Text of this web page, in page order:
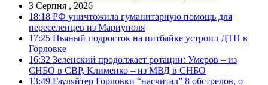
3 Серпня , 2026
18:18 РФ уничтожила гуманитарную помощь для
переселенцев из Мариуполя
17:25 Пьяный подросток на питбайке устроил ДТП в
Горловке
16:32 Зеленский продолжает ротации: Умеров – из
СНБО в СВР, Клименко – из МВД в СНБО
13:49 Гауляйтер Горловки “насчитал” 8 обстрелов, о